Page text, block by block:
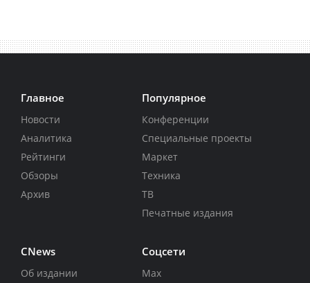
Главное
Новости
Аналитика
Рейтинги
Обзоры
Архив
Популярное
Конференции
Специальные проекты
Маркет
Техника
ТВ
Печатные издания
CNews
Об издании
Соцсети
Max